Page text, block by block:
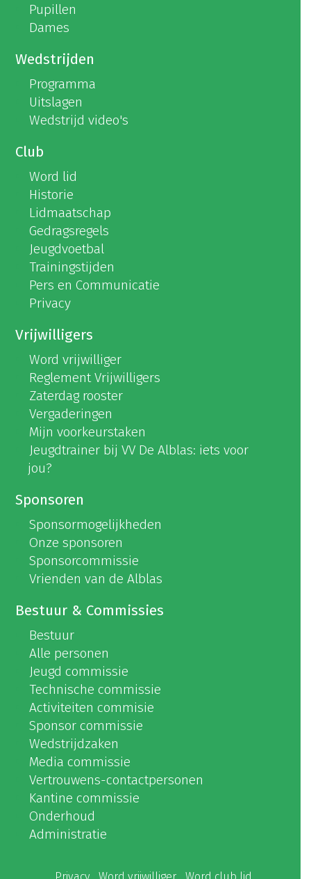
Pupillen
Dames
Wedstrijden
Programma
Uitslagen
Wedstrijd video's
Club
Word lid
Historie
Lidmaatschap
Gedragsregels
Jeugdvoetbal
Trainingstijden
Pers en Communicatie
Privacy
Vrijwilligers
Word vrijwilliger
Reglement Vrijwilligers
Zaterdag rooster
Vergaderingen
Mijn voorkeurstaken
Jeugdtrainer bij VV De Alblas: iets voor
jou?
Sponsoren
Sponsormogelijkheden
Onze sponsoren
Sponsorcommissie
Vrienden van de Alblas
Bestuur & Commissies
Bestuur
Alle personen
Jeugd commissie
Technische commissie
Activiteiten commisie
Sponsor commissie
Wedstrijdzaken
Media commissie
Vertrouwens-contactpersonen
Kantine commissie
Onderhoud
Administratie